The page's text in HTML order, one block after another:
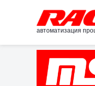
автоматизация